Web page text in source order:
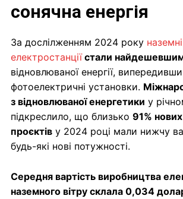
сонячна енергія
За дослілженням 2024 року
електростанціїстали
відновлюваної енергії,
фотоелектричні установки.
з відновлюваної енергетики у
підкреслило, що близько 91%
проєктів у 2024 році мали нижчу
будь-які нові потужності.
Середня вартість виробництва
наземного вітру склала 0,034